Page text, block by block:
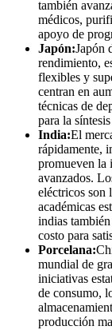
también
médicos,
apoyo de
Japón:Japón
rendimiento,
flexibles y
centran en
técnicas de
para la
India:El
rápidamente,
promueven la
avanzados.
eléctricos son
académicas
indias
costo para
Porcelana:
mundial de
iniciativas
de consumo,
producción